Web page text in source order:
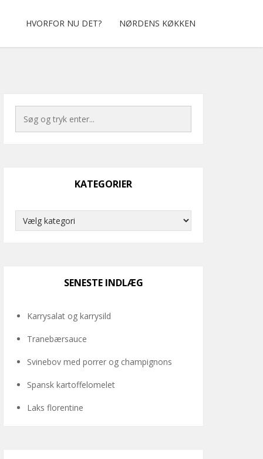
HVORFOR NU DET? NØRDENS KØKKEN
KATEGORIER
Kategorier
SENESTE INDLÆG
Karrysalat og karrysild
Tranebærsauce
Svinebov med porrer og champignons
Spansk kartoffelomelet
Laks florentine